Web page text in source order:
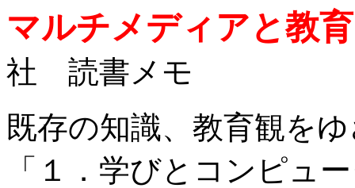
マルチメディアと教育
社 読書メモ
既存の知識、教育観を
「１．学びとコンピュ